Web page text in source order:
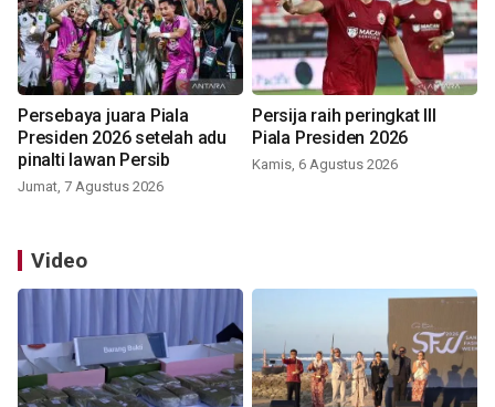
Persebaya juara Piala
Presiden 2026 setelah adu
pinalti lawan Persib
Jumat, 7 Agustus 2026
Persija raih peringkat III
Piala Presiden 2026
Kamis, 6 Agustus 2026
Video